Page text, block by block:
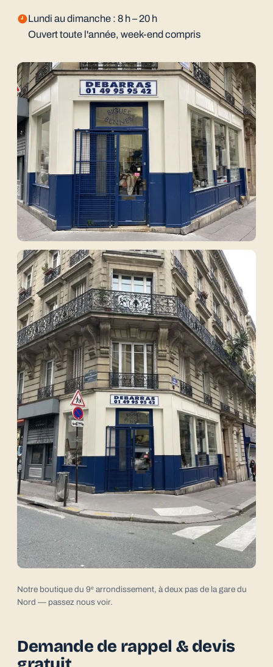
Lundi au dimanche : 8 h – 20 h
Ouvert toute l'année, week-end compris
Notre boutique du 9ᵉ arrondissement, à deux pas de la gare du
Nord — passez nous voir.
Demande de rappel & devis